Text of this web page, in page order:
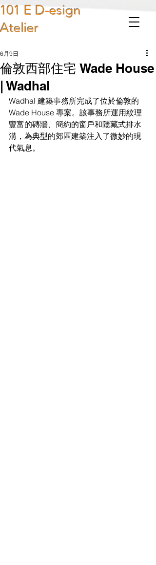
101 E D-esign
Atelier
倫敦西部住宅 Wade House
| Wadhal
6月9日
Wadhal 建築事務所完成了位於倫敦的
Wade House 專案。該事務所運用紋理
豐富的磚牆、簡約的窗戶和隱藏式排水
溝，為典型的郊區建築注入了微妙的現
代氣息。